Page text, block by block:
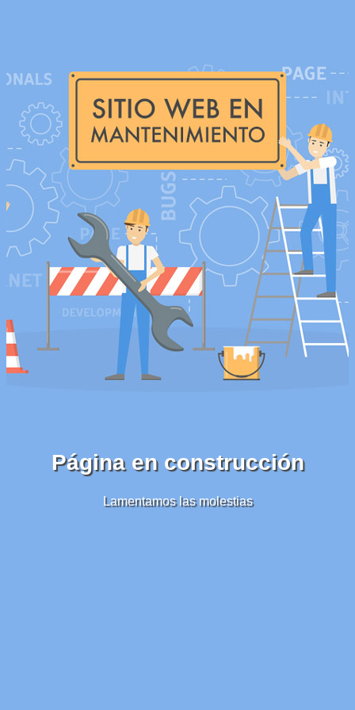
Página en construcción
Lamentamos las molestias